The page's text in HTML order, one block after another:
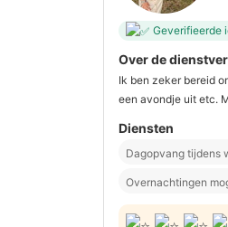
Geverifieerde
Over de
Ik ben zeker bereid
een avondje uit etc.
Diensten
Dagopvang tijdens
Overnachtingen